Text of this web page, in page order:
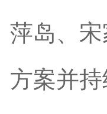
萍岛、宋
方案并